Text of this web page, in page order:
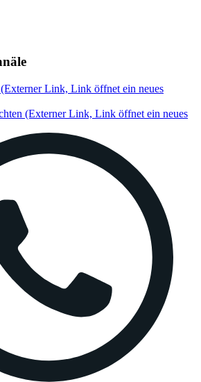
(Externer Link, Link öffnet ein neues
(Externer Link, Link öffnet ein neues